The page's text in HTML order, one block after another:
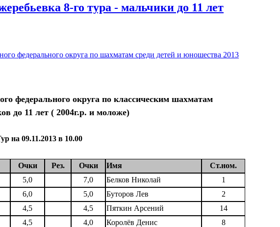
8-го тура - мальчики до 11 лет
федерального округа по шахматам среди детей и юношества 2013
федерального округа по классическим шахматам
до 11 лет ( 2004г.р. и моложе)
на 09.11.2013 в 10.00
Очки Рез. Очки Имя
Ст.ном.
5,0 7,0 Белков Николай
1
6,0 5,0 Буторов Лев
2
4,5 4,5 Пяткин Арсений
14
4,5 4,0 Королёв Денис
8